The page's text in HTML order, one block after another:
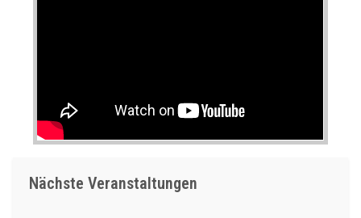
Nächste Veranstaltungen